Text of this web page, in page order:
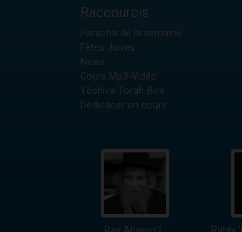
Raccourcis
Paracha de la semaine
Fêtes Juives
News
Cours Mp3-Vidéo
Yéchiva Torah-Box
Dédicacer un cours